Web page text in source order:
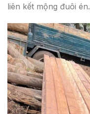
liên kết mộng đuôi én.